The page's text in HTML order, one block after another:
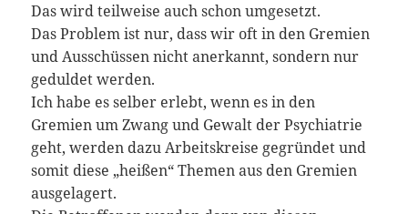
Das wird teilweise auch schon umgesetzt.
Das Problem ist nur, dass wir oft in den Gremien
und Ausschüssen nicht anerkannt, sondern nur
geduldet werden.
Ich habe es selber erlebt, wenn es in den
Gremien um Zwang und Gewalt der Psychiatrie
geht, werden dazu Arbeitskreise gegründet und
somit diese „heißen“ Themen aus den Gremien
ausgelagert.